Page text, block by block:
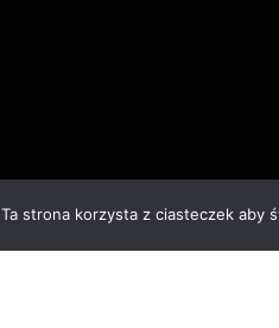
Ta strona korzysta z ciasteczek aby